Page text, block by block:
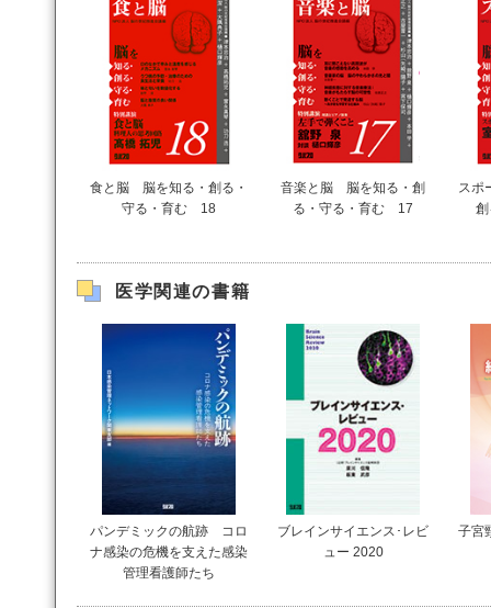
食と脳 脳を知る・創る・
守る・育む 18
音楽と脳 脳を知る・創
る・守る・育む 17
スポ
医学関連の書籍
パンデミックの航跡 コロ
ナ感染の危機を支えた感染
管理看護師たち
ブレインサイエンス･レビ
ュー 2020
子宮